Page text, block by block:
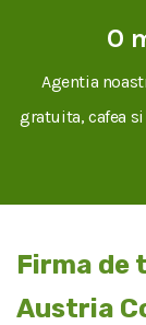
O
Agentia
gratuita, cafea
Firma de
Austria